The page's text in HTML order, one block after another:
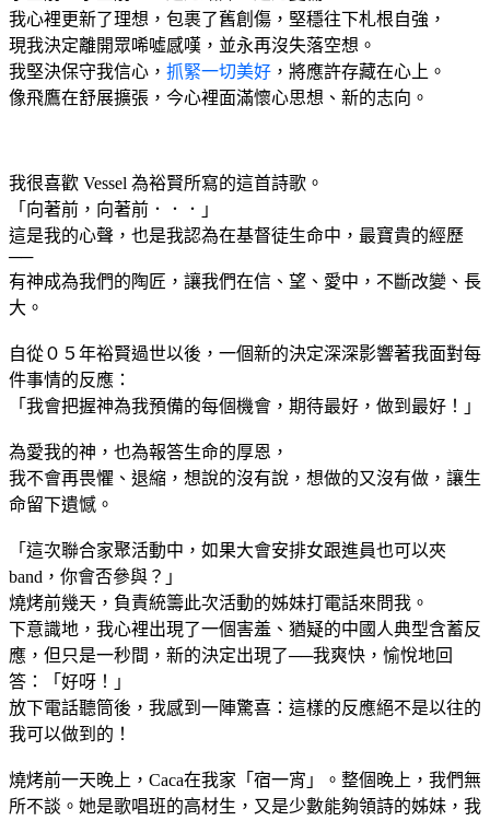
我心裡更新了理想，包裹了舊創傷，堅穩往下札根自強，
現我決定離開眾唏噓感嘆，並永再沒失落空想。
我堅決保守我信心， 抓緊一切美好 ，將應許存藏在心上。
像飛鷹在舒展擴張，今心裡面滿懷心思想、新的志向。
我很喜歡 Vessel 為裕賢所寫的這首詩歌。
「向著前，向著前．．．」
這是我的心聲，也是我認為在基督徒生命中，最寶貴的經歷
──
有神成為我們的陶匠，讓我們在信、望、愛中，不斷改變、長
大。
自從０５年裕賢過世以後，一個新的決定深深影響著我面對每
件事情的反應：
「我會把握神為我預備的每個機會，期待最好，做到最好！」
為愛我的神，也為報答生命的厚恩，
我不會再畏懼、退縮，想說的沒有說，想做的又沒有做，讓生
命留下遺憾。
「這次聯合家聚活動中，如果大會安排女跟進員也可以夾
band，你會否參與？」
燒烤前幾天，負責統籌此次活動的姊妹打電話來問我。
下意識地，我心裡出現了一個害羞、猶疑的中國人典型含蓄反
應，但只是一秒間，新的決定出現了──我爽快，愉悅地回
答：「好呀！」
放下電話聽筒後，我感到一陣驚喜：這樣的反應絕不是以往的
我可以做到的！
燒烤前一天晚上，Caca在我家「宿一宵」。整個晚上，我們無
所不談。她是歌唱班的高材生，又是少數能夠領詩的姊妹，我